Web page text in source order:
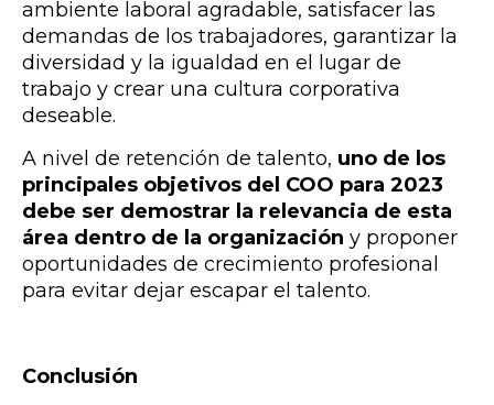
ambiente laboral agradable, satisfacer las
demandas de los trabajadores, garantizar la
diversidad y la igualdad en el lugar de
trabajo y crear una cultura corporativa
deseable.
A nivel de retención de talento, uno de los
principales objetivos del COO para 2023
debe ser demostrar la relevancia de esta
área dentro de la organización y proponer
oportunidades de crecimiento profesional
para evitar dejar escapar el talento.
Conclusión